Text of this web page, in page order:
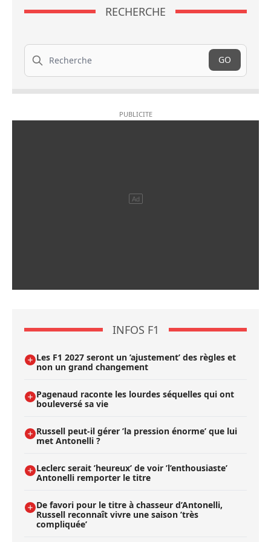
RECHERCHE
Recherche
GO
INFOS F1
Les F1 2027 seront un ’ajustement’ des règles et
non un grand changement
Pagenaud raconte les lourdes séquelles qui ont
bouleversé sa vie
Russell peut-il gérer ’la pression énorme’ que lui
met Antonelli ?
Leclerc serait ’heureux’ de voir ’l’enthousiaste’
Antonelli remporter le titre
De favori pour le titre à chasseur d’Antonelli,
Russell reconnaît vivre une saison ’très
compliquée’